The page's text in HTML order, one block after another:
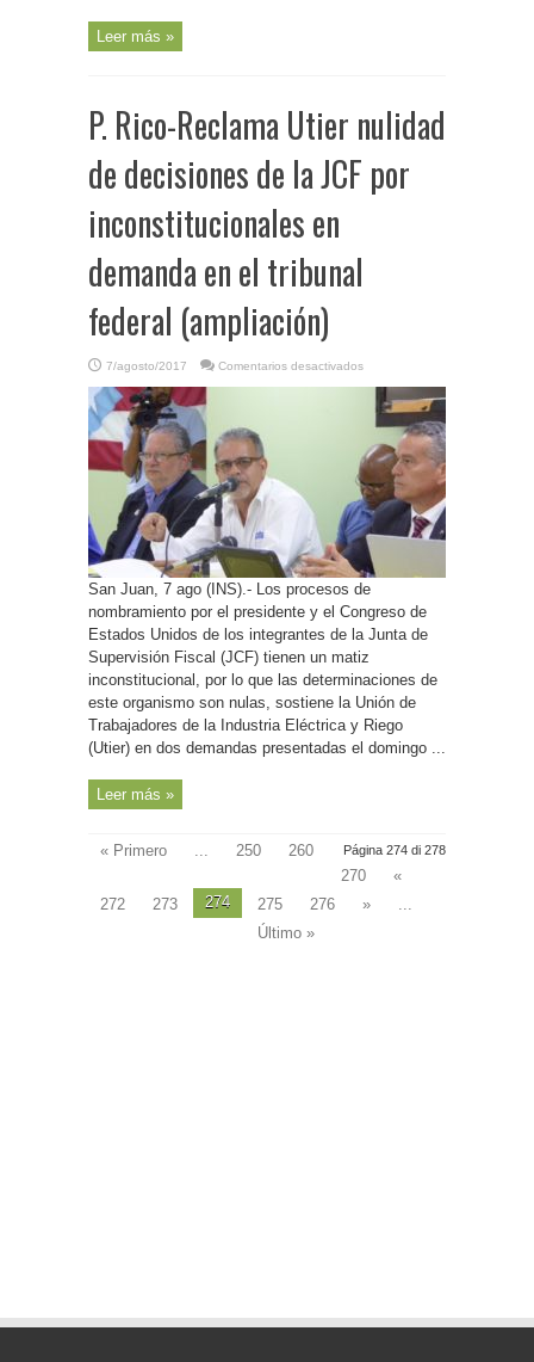
Leer más »
P. Rico-Reclama Utier nulidad
de decisiones de la JCF por
inconstitucionales en
demanda en el tribunal
federal (ampliación)
7/agosto/2017 Comentarios desactivados
Rico-
Reclama
Utier
nulidad
de
decisiones
de
la
JCF
por
inconstitucionales
en
demanda
en
el
tribunal
(ampliación)
San Juan, 7 ago (INS).- Los procesos de
nombramiento por el presidente y el Congreso de
Estados Unidos de los integrantes de la Junta de
Supervisión Fiscal (JCF) tienen un matiz
inconstitucional, por lo que las determinaciones de
este organismo son nulas, sostiene la Unión de
Trabajadores de la Industria Eléctrica y Riego
(Utier) en dos demandas presentadas el domingo ...
Leer más »
Página 274 di 278
« Primero ... 250
260
270
«
272
273 274 275 276 »
...
Último »